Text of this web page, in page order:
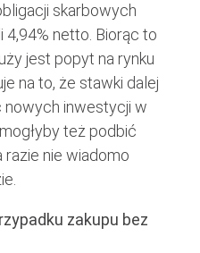
skarbowych
netto. Biorąc to
jest popyt na rynku
na to, że stawki dalej
nowych inwestycji w
też podbić
razie nie wiadomo
zakupu bez